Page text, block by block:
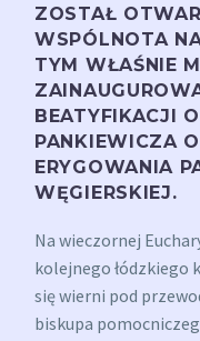
ZOSTAŁ
WSPÓLNOTA
TYM WŁAŚNIE
BEATYFIKACJI
PANKIEWICZA
ERYGOWANIA
WĘGIERSKIEJ.
Na wieczornej
kolejnego łódzkiego
się wierni pod
biskupa